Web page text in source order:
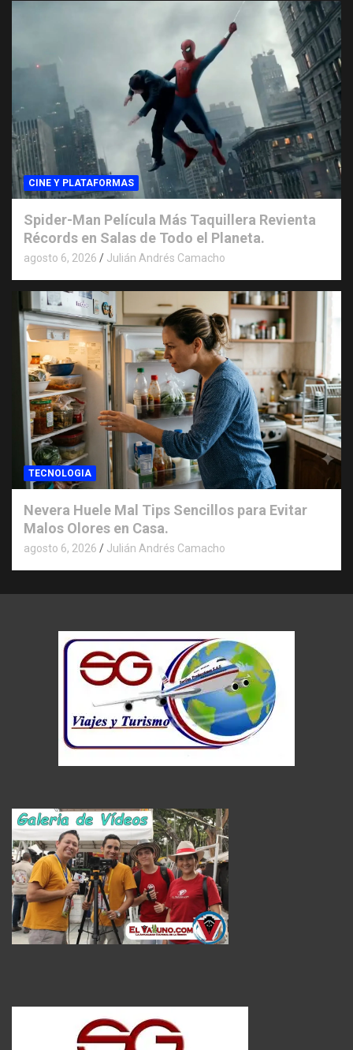
CINE Y PLATAFORMAS
Spider-Man Película Más Taquillera Revienta
Récords en Salas de Todo el Planeta.
agosto 6, 2026 Julián Andrés Camacho
TECNOLOGIA
Nevera Huele Mal Tips Sencillos para Evitar
Malos Olores en Casa.
agosto 6, 2026 Julián Andrés Camacho